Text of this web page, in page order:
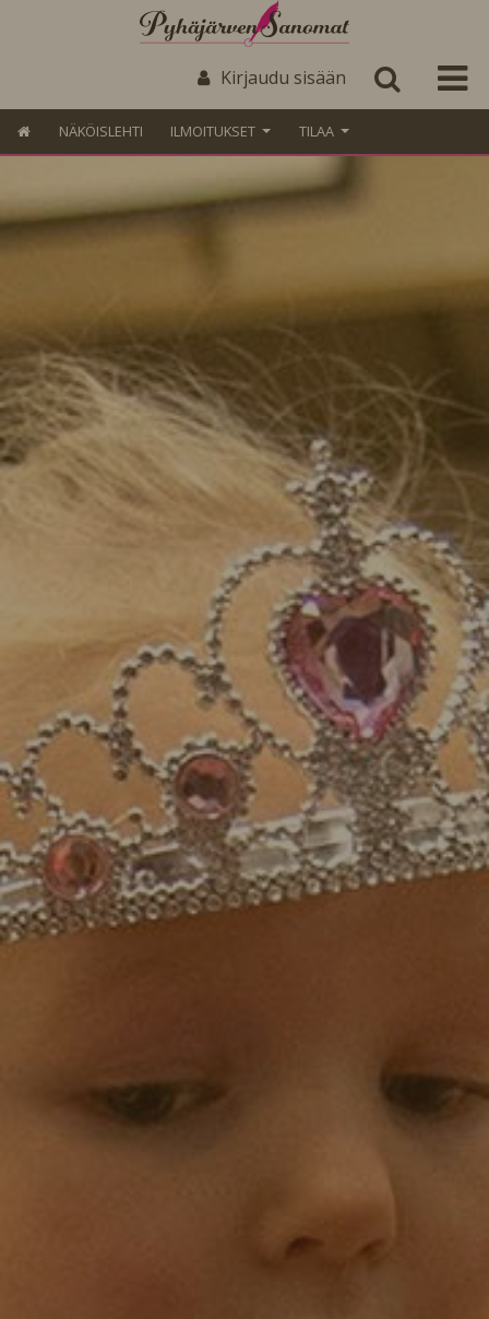
Kirjaudu sisään
NÄKÖISLEHTI ILMOITUKSET TILAA